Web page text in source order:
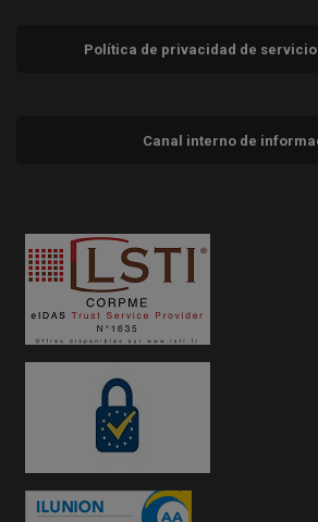
Política de privacidad de
Canal interno de